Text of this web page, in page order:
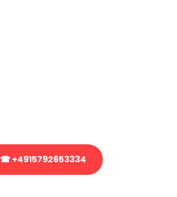
☎ +4915792653334